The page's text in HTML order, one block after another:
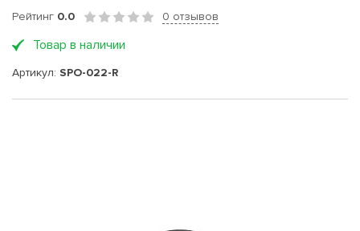
Рейтинг 0.0 0 отзывов
Товар в наличии
Артикул: SPO-022-R